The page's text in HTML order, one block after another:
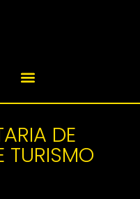
DE
TURISMO